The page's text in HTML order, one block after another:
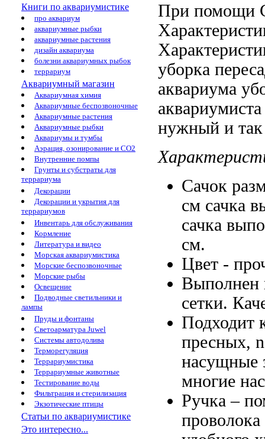
Книги по аквариумистике
про аквариум
аквариумные рыбки
аквариумные растения
дизайн аквариума
болезни аквариумных рыбок
террариум
Аквариумный магазин
Аквариумная химия
Аквариумные беспозвоночные
Аквариумные растения
Аквариумные рыбки
Аквариумы и тумбы
Аэрация, озонирование и CO2
Внутренние помпы
Грунты и субстраты для
террариума
Декорации
Декорации и укрытия для
террариумов
Инвентарь для обслуживания
Кормление
Литература и видео
Морская аквариумистика
Морские беспозвоночные
Морские рыбы
Освещение
Подводные светильники и
лампы
Пруды и фонтаны
Светоарматура Juwel
Системы автодолива
Терморегуляция
Террариумистика
Террариумные животные
Тестирование воды
Фильтрация и стерилизация
Экзотические птицы
Статьи по аквариумистике
Это интересно...
При помощи
уборка
аквариума
аквариумиста
нужный и
Сачок
см сачка
сачка
см.
Цвет -
Выполнен
сетки.
Подходит
пресных,
насущные
многие
Ручка –
проволока